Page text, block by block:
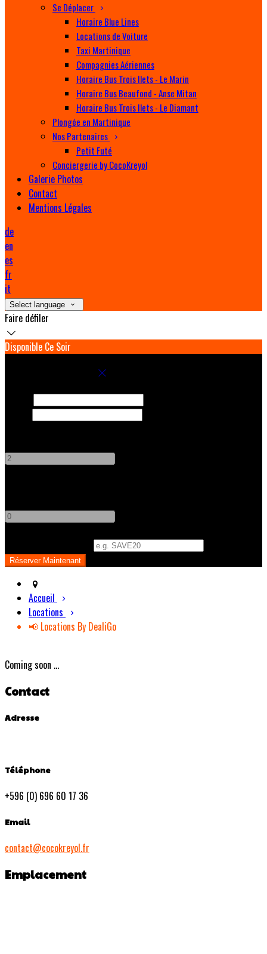
Se Déplacer
Horaire Blue Lines
Locations de Voiture
Taxi Martinique
Compagnies Aériennes
Horaire Bus Trois Ilets - Le Marin
Horaire Bus Beaufond - Anse Mitan
Horaire Bus Trois Ilets - Le Diamant
Plongée en Martinique
Nos Partenaires
Petit Futé
Conciergerie by CocoKreyol
Galerie Photos
Contact
Mentions Légales
de
en
es
fr
it
Select language
Faire défiler
Disponible Ce Soir
Accueil
Locations
📢 Locations By DealiGo
Coming soon ...
Contact
Adresse
Téléphone
+596 (0) 696 60 17 36
Email
contact@cocokreyol.fr
Emplacement